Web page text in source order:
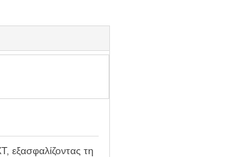
εξασφαλίζοντας τη